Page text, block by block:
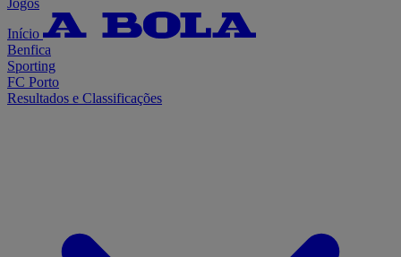
Jogos
Início
Benfica
Sporting
FC Porto
Resultados e Classificações